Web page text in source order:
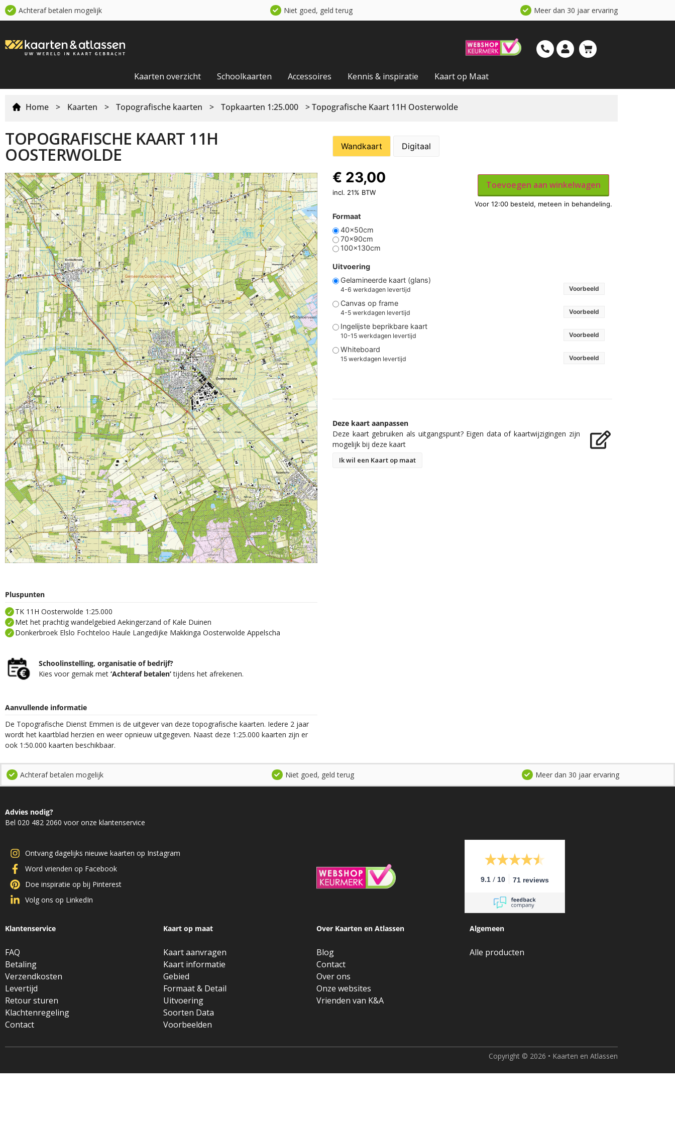
Achteraf betalen mogelijk Niet goed, geld terug Meer dan 30 jaar ervaring
Kaarten overzicht Schoolkaarten Accessoires Kennis & inspiratie Kaart op Maat
Home > Kaarten > Topografische kaarten > Topkaarten 1:25.000 > Topografische Kaart 11H Oosterwolde
TOPOGRAFISCHE KAART 11H
OOSTERWOLDE
Pluspunten
TK 11H Oosterwolde 1:25.000
Met het prachtig wandelgebied Aekingerzand of Kale Duinen
Donkerbroek Elslo Fochteloo Haule Langedijke Makkinga Oosterwolde Appelscha
Schoolinstelling, organisatie of bedrijf?
Kies voor gemak met‘Achteraf betalen’tijdens het afrekenen.
Aanvullende informatie
De Topografische Dienst Emmen is de uitgever van deze topografische kaarten. Iedere 2 jaar
wordt het kaartblad herzien en weer opnieuw uitgegeven. Naast deze 1:25.000 kaarten zijn er
ook 1:50.000 kaarten beschikbaar.
Wandkaart Digitaal
Formaat
40x50cm
70x90cm
100x130cm
Uitvoering
Gelamineerde kaart (glans)
4-6 werkdagen levertijd Voorbeeld
Canvas op frame
4-5 werkdagen levertijd Voorbeeld
Ingelijste beprikbare kaart
10-15 werkdagen levertijd Voorbeeld
Whiteboard
15 werkdagen levertijd Voorbeeld
€ 23,00
incl. 21% BTW
Toevoegen aan winkelwagen
Deze kaart aanpassen
Deze kaart gebruiken als uitgangspunt? Eigen data of kaartwijzigingen zijn
mogelijk bij deze kaart
Ik wil een Kaart op maat
Achteraf betalen mogelijk Niet goed, geld terug Meer dan 30 jaar ervaring
Advies nodig?
Bel 020 482 2060 voor onze klantenservice
Ontvang dagelijks nieuwe kaarten op Instagram
Word vrienden op Facebook
Doe inspiratie op bij Pinterest
Volg ons op LinkedIn
9.1 / 10 71 reviews
Klantenservice
FAQ
Betaling
Verzendkosten
Levertijd
Retour sturen
Klachtenregeling
Contact
Kaart op maat
Kaart aanvragen
Kaart informatie
Gebied
Formaat & Detail
Uitvoering
Soorten Data
Voorbeelden
Over Kaarten en Atlassen
Blog
Contact
Over ons
Onze websites
Vrienden van K&A
Algemeen
Alle producten
Copyright © 2026 • Kaarten en Atlassen